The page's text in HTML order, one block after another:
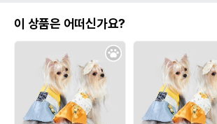
이 상품은 어떠신가요?